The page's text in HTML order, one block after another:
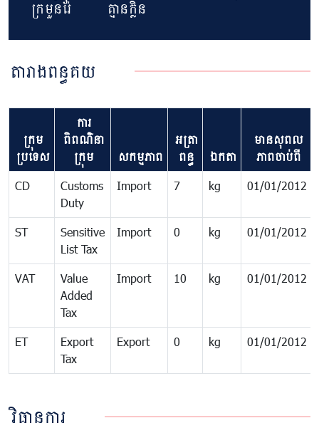
ក្រមួនរ៉ែ
គ្មានក្លិន
តារាងពន្ធគយ
ក្រុម
ប្រទេស
ការ
ពិពណ៌នា
ក្រុម
សកម្មភាព
អត្រា
ពន្ធ
ឯកតា
មាន​សុពល
ភាព​ចាប់ពី
CD
Customs
Duty
Import 7 kg 01/01/2012
ST
Sensitive
List Tax
Import 0 kg 01/01/2012
VAT
Value
Added
Tax
Import 10 kg 01/01/2012
ET
Export
Tax
Export 0 kg 01/01/2012
វិធានការ